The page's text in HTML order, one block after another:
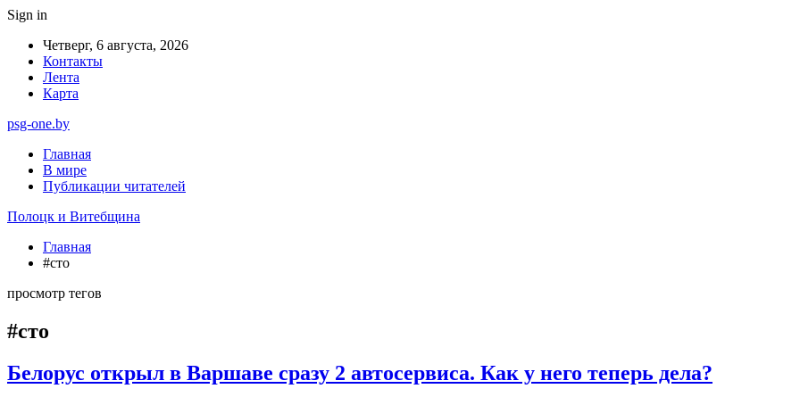
Sign in
Четверг, 6 августа, 2026
Контакты
Лента
Карта
psg-one.by
Главная
В мире
Публикации читателей
Полоцк и Витебщина
Главная
#сто
просмотр тегов
#сто
Белорус открыл в Варшаве сразу 2 автосервиса. Как у него теперь дела?